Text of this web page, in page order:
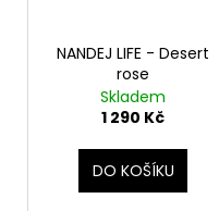
NANDEJ LIFE - Desert
rose
Skladem
1 290 Kč
DO KOŠÍKU